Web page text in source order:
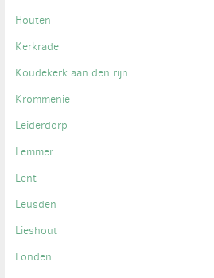
Houten
Kerkrade
Koudekerk aan den rijn
Krommenie
Leiderdorp
Lemmer
Lent
Leusden
Lieshout
Londen